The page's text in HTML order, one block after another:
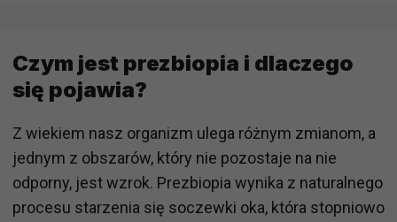
Czym jest prezbiopia i dlaczego
się pojawia?
Z wiekiem nasz organizm ulega różnym zmianom, a
jednym z obszarów, który nie pozostaje na nie
odporny, jest wzrok. Prezbiopia wynika z naturalnego
procesu starzenia się soczewki oka, która stopniowo